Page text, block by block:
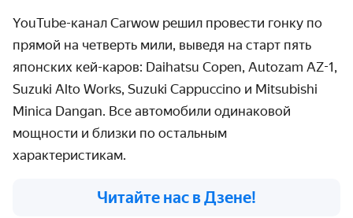
YouTube-канал Carwow решил провести гонку по
прямой на четверть мили, выведя на старт пять
японских кей-каров: Daihatsu Copen, Autozam AZ-1,
Suzuki Alto Works, Suzuki Cappuccino и Mitsubishi
Minica Dangan. Все автомобили одинаковой
мощности и близки по остальным
характеристикам.
Читайте нас в Дзене!